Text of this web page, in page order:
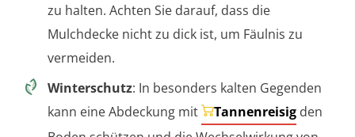
zu halten. Achten Sie darauf, dass die
Mulchdecke nicht zu dick ist, um Fäulnis zu
vermeiden.
Winterschutz: In besonders kalten Gegenden
kann eine Abdeckung mit
Tannenreisig den